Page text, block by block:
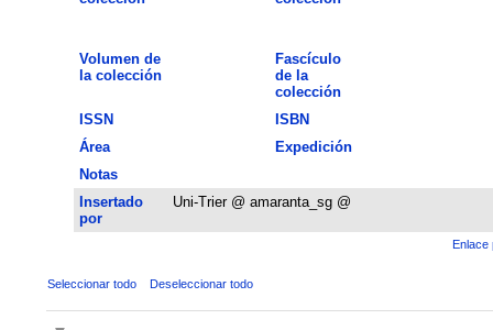
Volumen de
la colección
Fascículo
de la
colección
ISSN
ISBN
Área
Expedición
Notas
Insertado
por
Uni-Trier @ amaranta_sg @
Enlace
Seleccionar todo Deseleccionar todo